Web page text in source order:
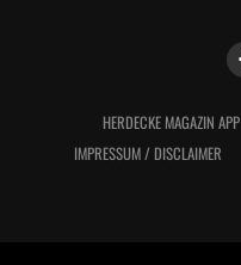
HERDECKE MAGAZIN APP
IMPRESSUM / DISCLAIMER